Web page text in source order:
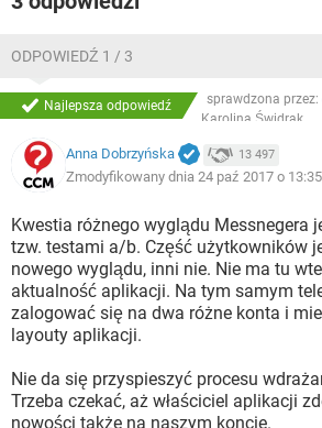
ODPOWIEDŹ 1 / 3
Najlepsza odpowiedź
sprawdzona przez:
Karolina Świdrak
Anna Dobrzyńska 13 497
Zmodyfikowany dnia 24 paź 2017 o 13:35
Kwestia różnego wyglądu Messnegera
tzw. testami a/b. Część użytkowników
nowego wyglądu, inni nie. Nie ma tu
aktualność aplikacji. Na tym samym
zalogować się na dwa różne konta i
layouty aplikacji.
Nie da się przyspieszyć procesu
Trzeba czekać, aż właściciel aplikacji
nowości także na naszym koncie.